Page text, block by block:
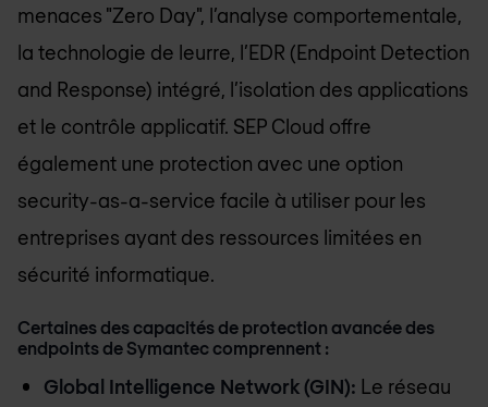
menaces "Zero Day", l’analyse comportementale,
la technologie de leurre, l’EDR (Endpoint Detection
and Response) intégré, l’isolation des applications
et le contrôle applicatif. SEP Cloud offre
également une protection avec une option
security-as-a-service facile à utiliser pour les
entreprises ayant des ressources limitées en
sécurité informatique.
Certaines des capacités de protection avancée des
endpoints de Symantec comprennent :
Global Intelligence Network (GIN): Le réseau